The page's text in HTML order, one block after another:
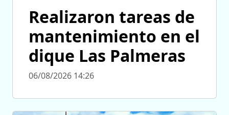
Realizaron tareas de
mantenimiento en el
dique Las Palmeras
06/08/2026 14:26